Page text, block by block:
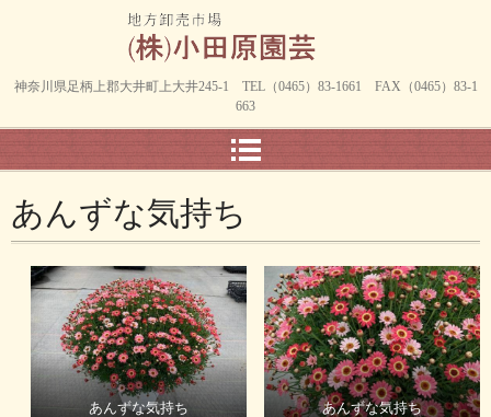
神奈川県足柄上郡大井町上大井245-1 TEL（0465）83-1661 FAX（0465）83-1
663
あんずな気持ち
あんずな気持ち あんずな気持ち